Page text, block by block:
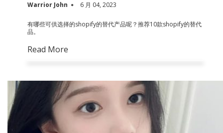
Warrior John 6 月 04, 2023
有哪些可供选择的shopify的替代产品呢？推荐10款shopify的替代
品。
Read More